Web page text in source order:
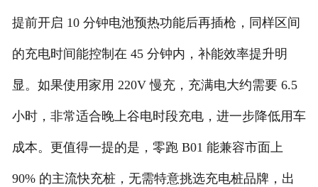
提前开启 10 分钟电池预热功能后再插枪，同样区间
的充电时间能控制在 45 分钟内，补能效率提升明
显。如果使用家用 220V 慢充，充满电大约需要 6.5
小时，非常适合晚上谷电时段充电，进一步降低用车
成本。更值得一提的是，零跑 B01 能兼容市面上
90% 的主流快充桩，无需特意挑选充电桩品牌，出